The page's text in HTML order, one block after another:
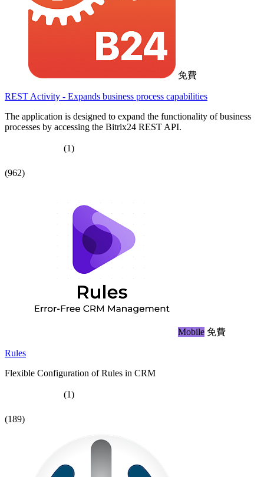
免費
REST Activity - Expands business process capabilities
The application is designed to expand the functionality of business
processes by accessing the Bitrix24 REST API.
(1)
(962)
Mobile 免費
Rules
Flexible Configuration of Rules in CRM
(1)
(189)